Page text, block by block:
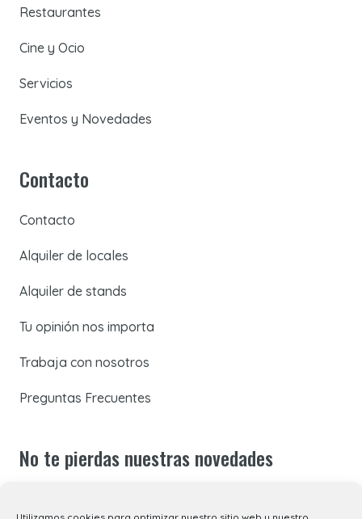
Restaurantes
Cine y Ocio
Servicios
Eventos y Novedades
Contacto
Contacto
Alquiler de locales
Alquiler de stands
Tu opinión nos importa
Trabaja con nosotros
Preguntas Frecuentes
No te pierdas nuestras novedades